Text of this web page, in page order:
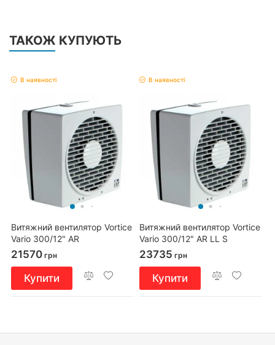
ТАКОЖ КУПУЮТЬ
В наявності
Витяжний вентилятор Vortice
Vario 300/12" AR
21570 грн
Купити
В наявності
Витяжний вентилятор Vortice
Vario 300/12" AR LL S
23735 грн
Купити